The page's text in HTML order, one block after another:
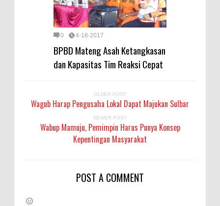
0 4-18-2017
BPBD Mateng Asah Ketangkasan
dan Kapasitas Tim Reaksi Cepat
OLDER POST
Wagub Harap Pengusaha Lokal Dapat Majukan Sulbar
NEWER POST
Wabup Mamuju, Pemimpin Harus Punya Konsep
Kepentingan Masyarakat
POST A COMMENT